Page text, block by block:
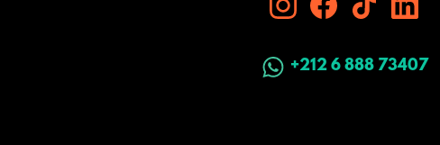
+212 6 888 73407